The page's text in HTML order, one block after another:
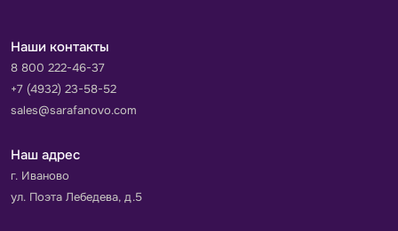
Наши контакты
8 800 222-46-37
+7 (4932) 23-58-52
sales@sarafanovo.com
Наш адрес
г. Иваново
ул. Поэта Лебедева, д.5